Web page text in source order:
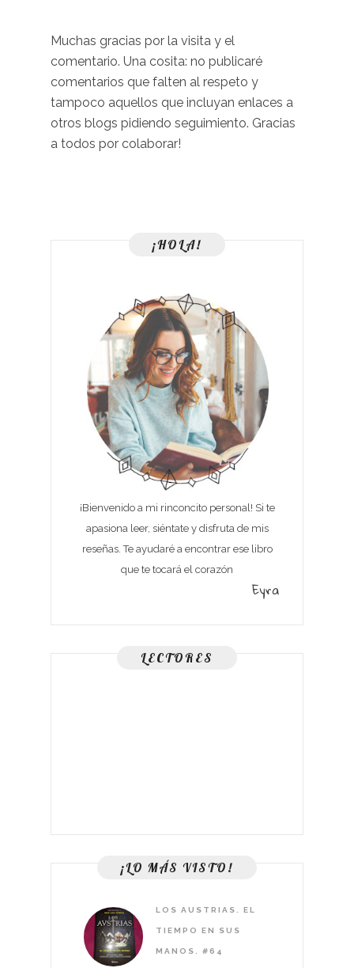
Muchas gracias por la visita y el
comentario. Una cosita: no publicaré
comentarios que falten al respeto y
tampoco aquellos que incluyan enlaces a
otros blogs pidiendo seguimiento. Gracias
a todos por colaborar!
¡HOLA!
¡Bienvenido a mi rinconcito personal! Si te
apasiona leer, siéntate y disfruta de mis
reseñas. Te ayudaré a encontrar ese libro
que te tocará el corazón
Eyra
LECTORES
¡LO MÁS VISTO!
LOS AUSTRIAS. EL
TIEMPO EN SUS
MANOS. #64